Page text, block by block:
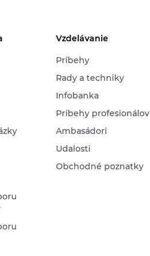
Vzdelávanie
Príbehy
Rady a techniky
Infobanka
Príbehy profesionálov
Ambasádori
Udalosti
Obchodné poznatky